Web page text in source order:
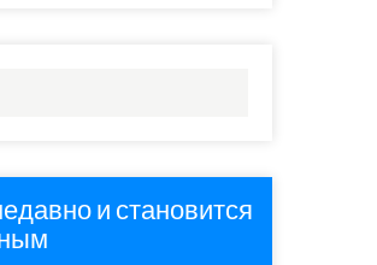
и становится